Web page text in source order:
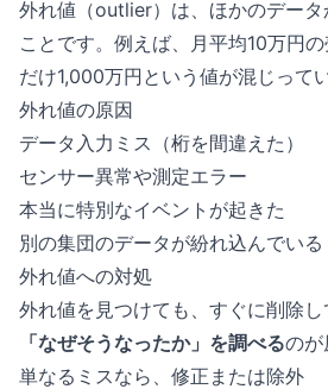
外れ値（outlier）は、ほかのデー
ことです。例えば、月平均10万円
だけ1,000万円という値が混じって
外れ値の原因
データ入力ミス（桁を間違えた）
センサー異常や測定エラー
本当に特別なイベントが起きた
別の集団のデータが紛れ込んでいる
外れ値への対処
外れ値を見つけても、すぐに削除し
「なぜそうなったか」を調べるのが
単なるミスなら、修正または除外